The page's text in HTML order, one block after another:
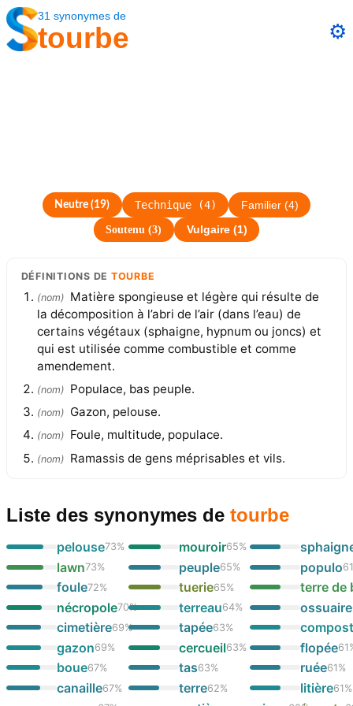
31 synonymes de
tourbe ⚙️
Neutre (19) Technique(4) Familier(4)
Soutenu (3) Vulgaire(1)
DÉFINITIONS DE TOURBE
(nom) Matière spongieuse et légère qui résulte de
la décomposition à l’abri de l’air (dans l’eau) de
certains végétaux (sphaigne, hypnum ou joncs) et
qui est utilisée comme combustible et comme
amendement.
(nom) Populace, bas peuple.
(nom) Gazon, pelouse.
(nom) Foule, multitude, populace.
(nom) Ramassis de gens méprisables et vils.
Liste des synonymes de tourbe
pelouse73%
lawn73%
foule72%
nécropole70%
cimetière69%
gazon69%
boue67%
canaille67%
mouroir65%
peuple65%
tuerie65%
terreau64%
tapée63%
cercueil63%
tas63%
terre62%
populo
terre de
ossuaire
flopée61
ruée61 %
litière61%